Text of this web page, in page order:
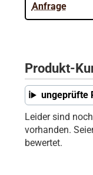
Anfrage
Produkt-
ungeprüfte
Leider sind
vorhanden.
bewertet.